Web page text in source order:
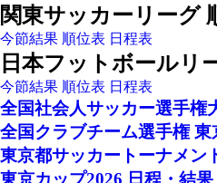
関東サッカーリーグ
今節結果 順位表 日程表
日本フットボールリ
今節結果 順位表 日程表
全国社会人サッカー選手権
全国クラブチーム選手権 東
東京都サッカートーナメン